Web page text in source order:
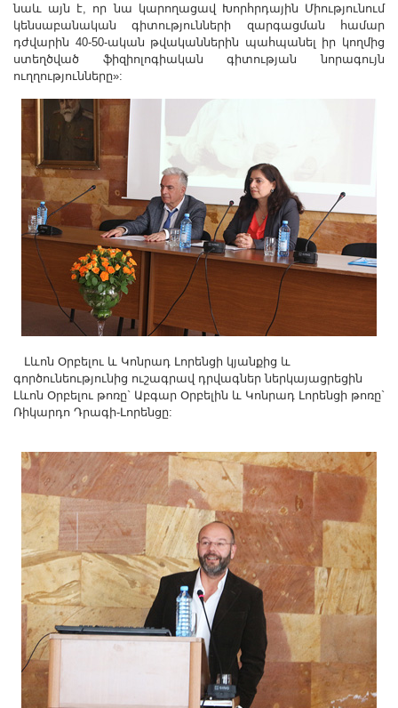
նաև այն է, որ նա կարողացավ Խորհրդային Միությունում
կենսաբանական գիտությունների զարգացման համար
դժվարին 40-50-ական թվականներին պահպանել իր կողմից
ստեղծված ֆիզիոլոգիական գիտության նորագույն
ուղղությունները»:
Լևոն Օրբելու և Կոնրադ Լորենցի կյանքից և
գործունեությունից ուշագրավ դրվագներ ներկայացրեցին
Լևոն Օրբելու թոռը` Աբգար Օրբելին և Կոնրադ Լորենցի թոռը`
Ռիկարդո Դրագի-Լորենցը: